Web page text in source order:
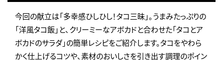
今回の献立は「多幸感ひしひし！タコ三昧」。うまみたっぷりの
「洋風タコ飯」と、クリーミーなアボカドと合わせた「タコとア
ボカドのサラダ」の簡単レシピをご紹介します。タコをやわら
かく仕上げるコツや、素材のおいしさを引き出す調理のポイン